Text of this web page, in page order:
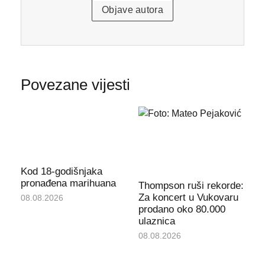
Objave autora
Povezane vijesti
Kod 18-godišnjaka
pronađena marihuana
08.08.2026
Thompson ruši rekorde:
Za koncert u Vukovaru
prodano oko 80.000
ulaznica
08.08.2026